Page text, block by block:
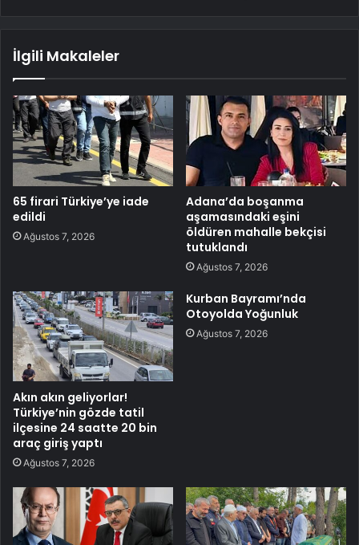
İlgili Makaleler
65 firari Türkiye’ye iade
edildi
Ağustos 7, 2026
Adana’da boşanma
aşamasındaki eşini
öldüren mahalle bekçisi
tutuklandı
Ağustos 7, 2026
Akın akın geliyorlar!
Türkiye’nin gözde tatil
ilçesine 24 saatte 20 bin
araç giriş yaptı
Ağustos 7, 2026
Kurban Bayramı’nda
Otoyolda Yoğunluk
Ağustos 7, 2026